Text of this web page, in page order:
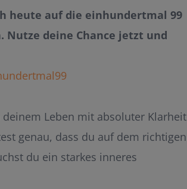
heute auf die einhundertmal 99
Nutze deine Chance jetzt und
Leben mit absoluter Klarheit
genau, dass du auf dem richtigen
du ein starkes inneres